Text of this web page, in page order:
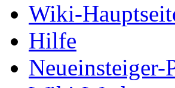
Wiki-
Hilfe
Neueinsteiger-